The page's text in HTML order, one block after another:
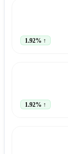
↑ 1.92%
↑ 1.92%